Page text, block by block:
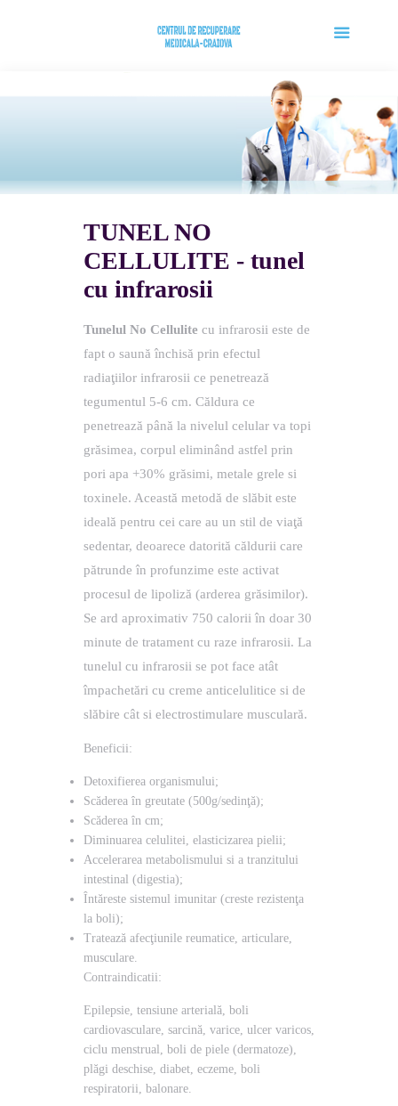
TUNEL NO
CELLULITE - tunel
cu infrarosii
Tunelul No Cellulite cu infrarosii este de
fapt o saună închisă prin efectul
radiaţiilor infrarosii ce penetrează
tegumentul 5-6 cm. Căldura ce
penetrează până la nivelul celular va topi
grăsimea, corpul eliminând astfel prin
pori apa +30% grăsimi, metale grele si
toxinele. Această metodă de slăbit este
ideală pentru cei care au un stil de viaţă
sedentar, deoarece datorită căldurii care
pătrunde în profunzime este activat
procesul de lipoliză (arderea grăsimilor).
Se ard aproximativ 750 calorii în doar 30
minute de tratament cu raze infrarosii. La
tunelul cu infrarosii se pot face atât
împachetări cu creme anticelulitice si de
slăbire cât si electrostimulare musculară.
Beneficii:
Detoxifierea organismului;
Scăderea în greutate (500g/sedinţă);
Scăderea în cm;
Diminuarea celulitei, elasticizarea pielii;
Accelerarea metabolismului si a tranzitului
intestinal (digestia);
Întăreste sistemul imunitar (creste rezistenţa
la boli);
Tratează afecţiunile reumatice, articulare,
musculare.
Contraindicatii:
Epilepsie, tensiune arterială, boli
cardiovasculare, sarcină, varice, ulcer varicos,
ciclu menstrual, boli de piele (dermatoze),
plăgi deschise, diabet, eczeme, boli
respiratorii, balonare.